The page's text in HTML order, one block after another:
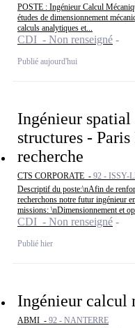
POSTE : Ingénieur Calcul
études de dimensionnement
calculs analytiques et...
CDI - Non renseigné
Publié aujourd'hui
Ingénieur
structures -
recherche
CTS CORPORATE - 92 - ISSY-
Descriptif du poste:\nAfin de
recherchons notre futur ingénieur
missions: \nDimensionnement et
CDI - Non renseigné
Publié hier
Ingénieur calcul
ABMI - 92 - NANTERRE